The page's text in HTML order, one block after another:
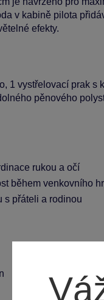
v kabině pilota
efekty.
1 vystřelovací prak s
pěnového
rukou a očí
během venkovního
s přáteli a rodinou